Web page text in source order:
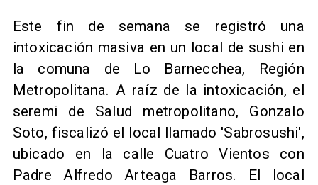
Este fin de semana se registró una
intoxicación masiva en un local de sushi en
la comuna de Lo Barnecchea, Región
Metropolitana. A raíz de la intoxicación, el
seremi de Salud metropolitano, Gonzalo
Soto, fiscalizó el local llamado 'Sabrosushi',
ubicado en la calle Cuatro Vientos con
Padre Alfredo Arteaga Barros. El local